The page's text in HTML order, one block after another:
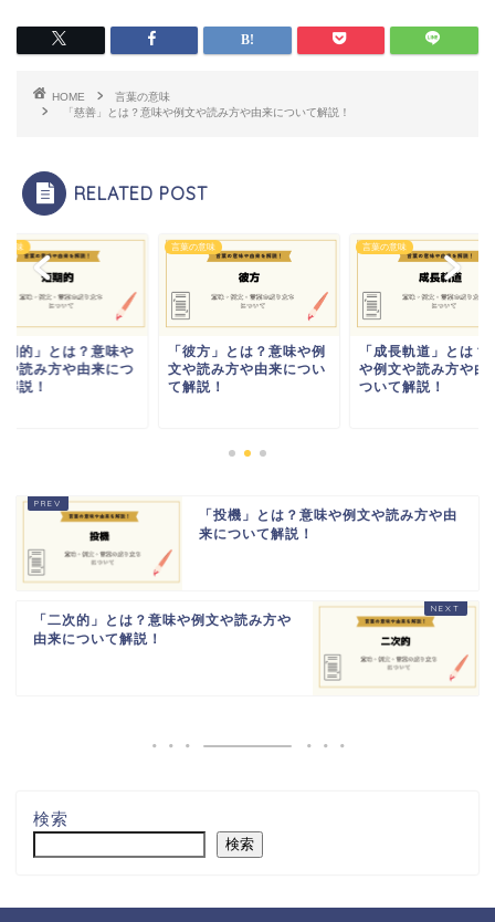
HOME
言葉の意味
「慈善」とは？意味や例文や読み方や由来について解説！
RELATED POST
意味
期的」とは？意味や
や読み方や由来につ
説！
言葉の意味
「彼方」とは？意味や例
文や読み方や由来につい
て解説！
言葉の意味
「成長軌道」とは？
や例文や読み方や由
ついて解説！
「投機」とは？意味や例文や読み方や由
来について解説！
「二次的」とは？意味や例文や読み方や
由来について解説！
検索
検索